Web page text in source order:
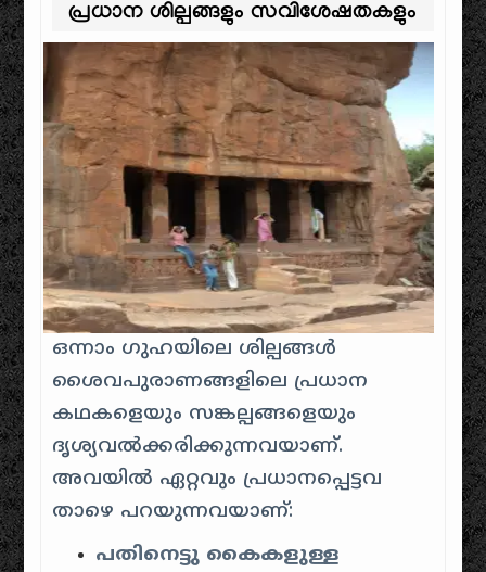
പ്രധാന ശില്പങ്ങളും സവിശേഷതകളും
ഒന്നാം ഗുഹയിലെ ശില്പങ്ങൾ
ശൈവപുരാണങ്ങളിലെ പ്രധാന
കഥകളെയും സങ്കല്പങ്ങളെയും
ദൃശ്യവൽക്കരിക്കുന്നവയാണ്.
അവയിൽ ഏറ്റവും പ്രധാനപ്പെട്ടവ
താഴെ പറയുന്നവയാണ്:
പതിനെട്ടു കൈകളുള്ള